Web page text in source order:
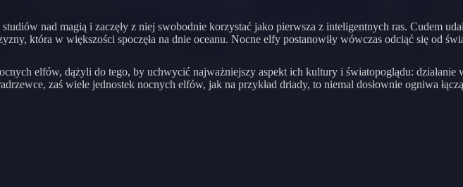
nad magią i zaczęły z niej swobodnie korzystać jako pierwsza z inteligentnych ras. Cudem
która w większości spoczęła na dnie oceanu. Nocne elfy postanowiły wówczas odciąć się od
elfów, dążyli do tego, by uchwycić najważniejszy aspekt ich kultury i światopoglądu:
zaś wiele jednostek nocnych elfów, jak na przykład driady, to niemal dosłownie ogniwa